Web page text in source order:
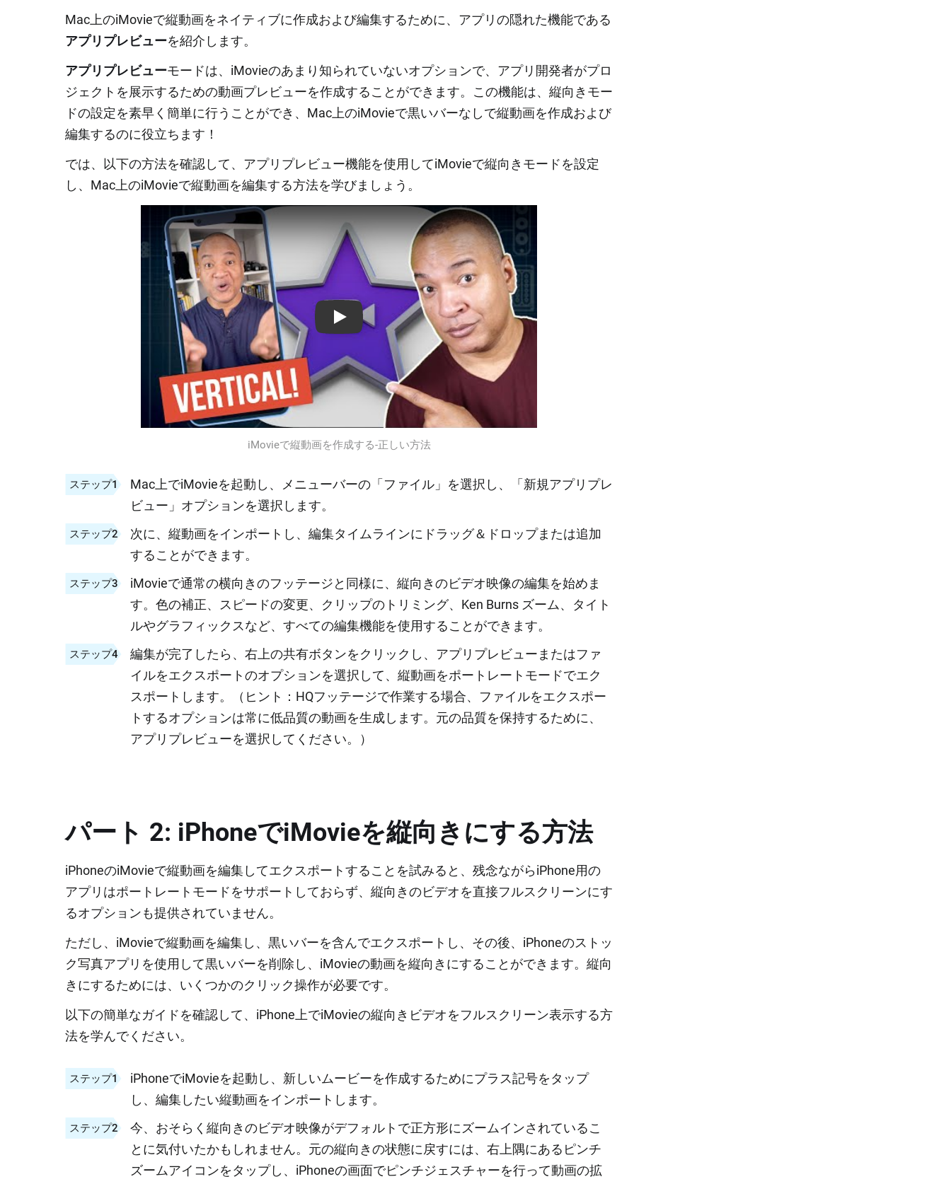
Mac上のiMovieで縦動画をネイティブに作成および編集するために、アプリの隠れた機能である
アプリプレビューを紹介します。
アプリプレビューモードは、iMovieのあまり知られていないオプションで、アプリ開発者がプロ
ジェクトを展示するための動画プレビューを作成することができます。この機能は、縦向きモー
ドの設定を素早く簡単に行うことができ、Mac上のiMovieで黒いバーなしで縦動画を作成および
編集するのに役立ちます！
では、以下の方法を確認して、アプリプレビュー機能を使用してiMovieで縦向きモードを設定
し、Mac上のiMovieで縦動画を編集する方法を学びましょう。
Play: Keynote (Google I/O '18)
iMovieで縦動画を作成する‐正しい方法
ステップ1
Mac上でiMovieを起動し、メニューバーの「ファイル」を選択し、「新規アプリプレ
ビュー」オプションを選択します。
ステップ2
次に、縦動画をインポートし、編集タイムラインにドラッグ＆ドロップまたは追加
することができます。
ステップ3
iMovieで通常の横向きのフッテージと同様に、縦向きのビデオ映像の編集を始めま
す。色の補正、スピードの変更、クリップのトリミング、Ken Burns ズーム、タイト
ルやグラフィックスなど、すべての編集機能を使用することができます。
ステップ4
編集が完了したら、右上の共有ボタンをクリックし、アプリプレビューまたはファ
イルをエクスポートのオプションを選択して、縦動画をポートレートモードでエク
スポートします。（ヒント：HQフッテージで作業する場合、ファイルをエクスポー
トするオプションは常に低品質の動画を生成します。元の品質を保持するために、
アプリプレビューを選択してください。）
パート 2: iPhoneでiMovieを縦向きにする方法
iPhoneのiMovieで縦動画を編集してエクスポートすることを試みると、残念ながらiPhone用の
アプリはポートレートモードをサポートしておらず、縦向きのビデオを直接フルスクリーンにす
るオプションも提供されていません。
ただし、iMovieで縦動画を編集し、黒いバーを含んでエクスポートし、その後、iPhoneのストッ
ク写真アプリを使用して黒いバーを削除し、iMovieの動画を縦向きにすることができます。縦向
きにするためには、いくつかのクリック操作が必要です。
以下の簡単なガイドを確認して、iPhone上でiMovieの縦向きビデオをフルスクリーン表示する方
法を学んでください。
ステップ1
iPhoneでiMovieを起動し、新しいムービーを作成するためにプラス記号をタップ
し、編集したい縦動画をインポートします。
ステップ2
今、おそらく縦向きのビデオ映像がデフォルトで正方形にズームインされているこ
とに気付いたかもしれません。元の縦向きの状態に戻すには、右上隅にあるピンチ
ズームアイコンをタップし、iPhoneの画面でピンチジェスチャーを行って動画の拡